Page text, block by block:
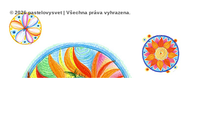
© 2026 pastelovysvet | Všechna práva vyhrazena.